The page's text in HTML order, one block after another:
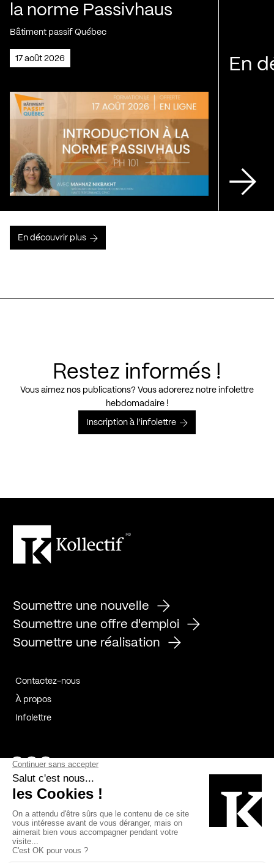
la norme Passivhaus
Bâtiment passif Québec
17 août 2026 En
En découvrir plus
Restez informés !
Vous aimez nos publications? Vous adorerez notre infolettre
hebdomadaire !
Inscription à l’infolettre
Soumettre une nouvelle
Soumettre une offre d'emploi
Soumettre une réalisation
Contactez-nous
À propos
Infolettre
Page Facebook de Kollectif
Page Instagram de Kollectif
Page Linkedin de Kollectif
Bâtiment-Durable-Québec-1
Esquisses-1IRAC-1